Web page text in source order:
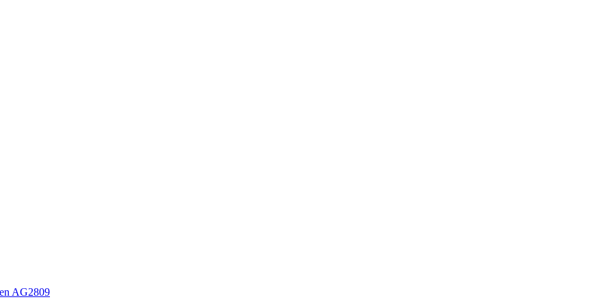
AG2809